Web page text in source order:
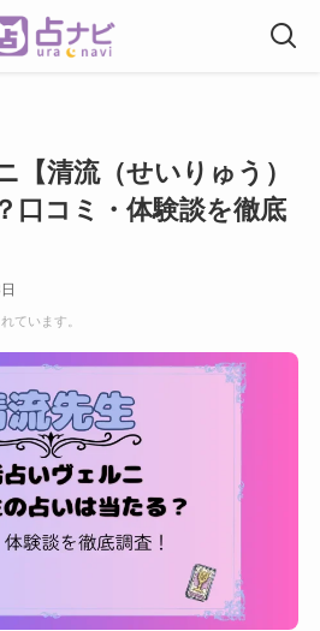
【清流（せいりゅう）
口コミ・体験談を徹底
ています。